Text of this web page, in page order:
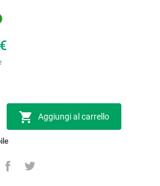
Verde
 Aggiungi al carrello